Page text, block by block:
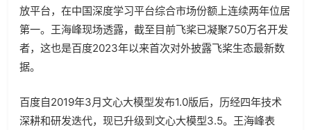
放平台，在中国深度学习平台综合市场份额上连续两年位居
第一。 王海峰现场透露，截至目前飞桨已凝聚750万名开发
者，这也是百度2023年以来首次对外披露飞桨生态最新数
据。
百度自2019年3月文心大模型发布1.0版后，历经四年技术
深耕和研发迭代，现已升级到文心大模型3.5。王海峰表